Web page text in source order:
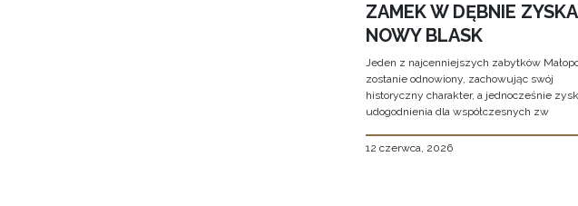
ZAMEK W DĘBNIE ZYSKA
NOWY BLASK
Jeden z najcenniejszych zabytków
zostanie odnowiony, zachowując swój
historyczny charakter, a jednocześnie
udogodnienia dla współczesnych zw
12 czerwca, 2026